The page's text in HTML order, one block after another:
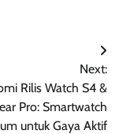
Next:
Rilis Watch S4 &
Pro: Smartwatch
untuk Gaya Aktif